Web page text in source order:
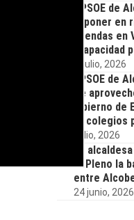
El PSOE de
de poner
viviendas
incapacidad
21 julio, 2026
El PSOE de
que
Gobierno
los colegios
6 julio, 2026
La
el Pleno la
entre
24 junio, 2026